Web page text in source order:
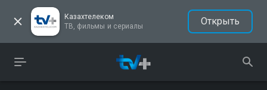
Казахтелеком
ТВ, фильмы и сериалы
Открыть